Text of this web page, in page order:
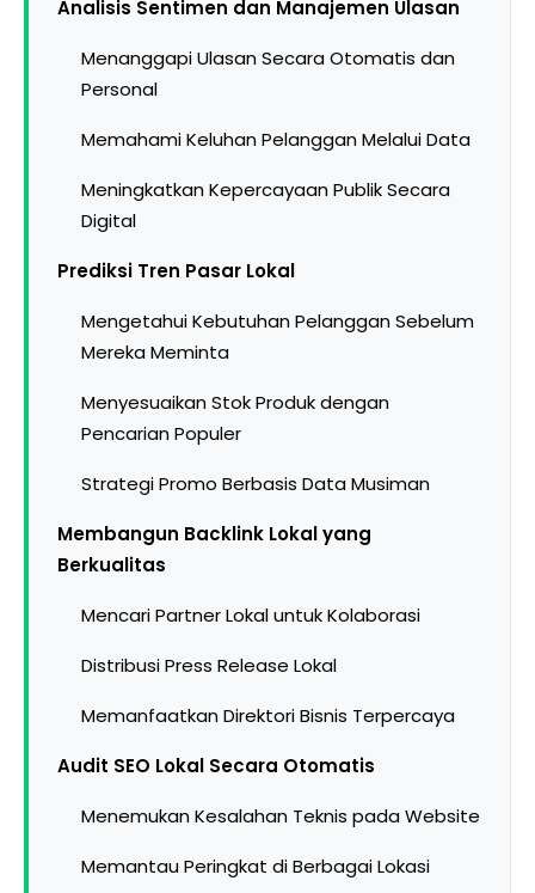
Analisis Sentimen dan Manajemen Ulasan
Menanggapi Ulasan Secara Otomatis dan
Personal
Memahami Keluhan Pelanggan Melalui Data
Meningkatkan Kepercayaan Publik Secara
Digital
Prediksi Tren Pasar Lokal
Mengetahui Kebutuhan Pelanggan Sebelum
Mereka Meminta
Menyesuaikan Stok Produk dengan
Pencarian Populer
Strategi Promo Berbasis Data Musiman
Membangun Backlink Lokal yang
Berkualitas
Mencari Partner Lokal untuk Kolaborasi
Distribusi Press Release Lokal
Memanfaatkan Direktori Bisnis Terpercaya
Audit SEO Lokal Secara Otomatis
Menemukan Kesalahan Teknis pada Website
Memantau Peringkat di Berbagai Lokasi